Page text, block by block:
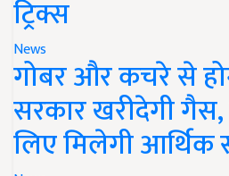
ट्रिक्स
News
गोबर और कचरे से
सरकार खरीदेगी
लिए मिलेगी आर्थिक